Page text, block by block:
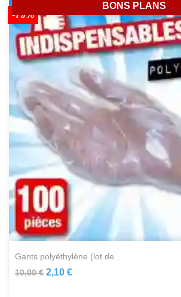
gants polyéthylène (lot de...
10,00 €
-79%
2,10 €
BONS PLANS